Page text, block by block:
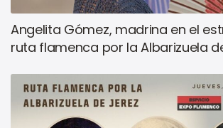
Angelita Gómez, madrina en el
ruta flamenca por la Albarizuela